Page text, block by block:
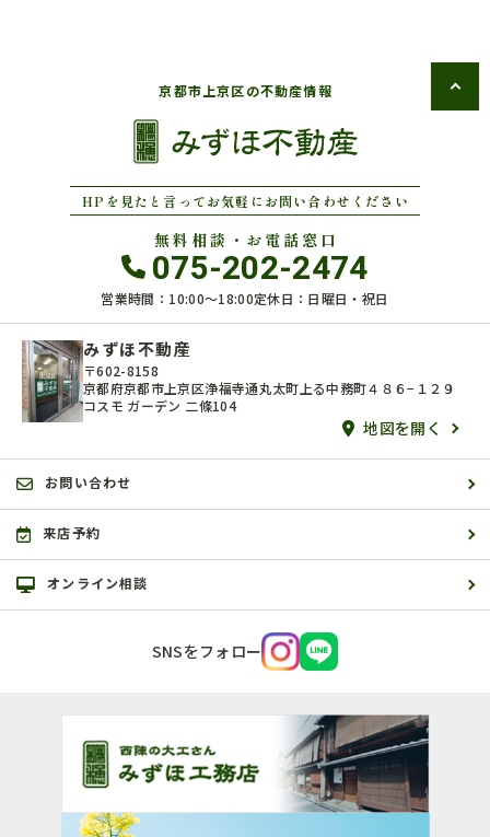
京都市上京区の不動産情報
HPを見たと言ってお気軽にお問い合わせください
無料相談・お電話窓口
075-202-2474
営業時間：10:00〜18:00定休日：日曜日・祝日
みずほ不動産
〒602-8158
京都府京都市上京区浄福寺通丸太町上る中務町４８６−１２９
コスモ ガーデン 二條104
地図を開く
お問い合わせ
来店予約
オンライン相談
SNSをフォロー